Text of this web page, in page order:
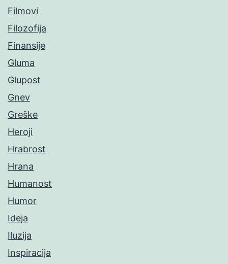
Filmovi
Filozofija
Finansije
Gluma
Glupost
Gnev
Greške
Heroji
Hrabrost
Hrana
Humanost
Humor
Ideja
Iluzija
Inspiracija